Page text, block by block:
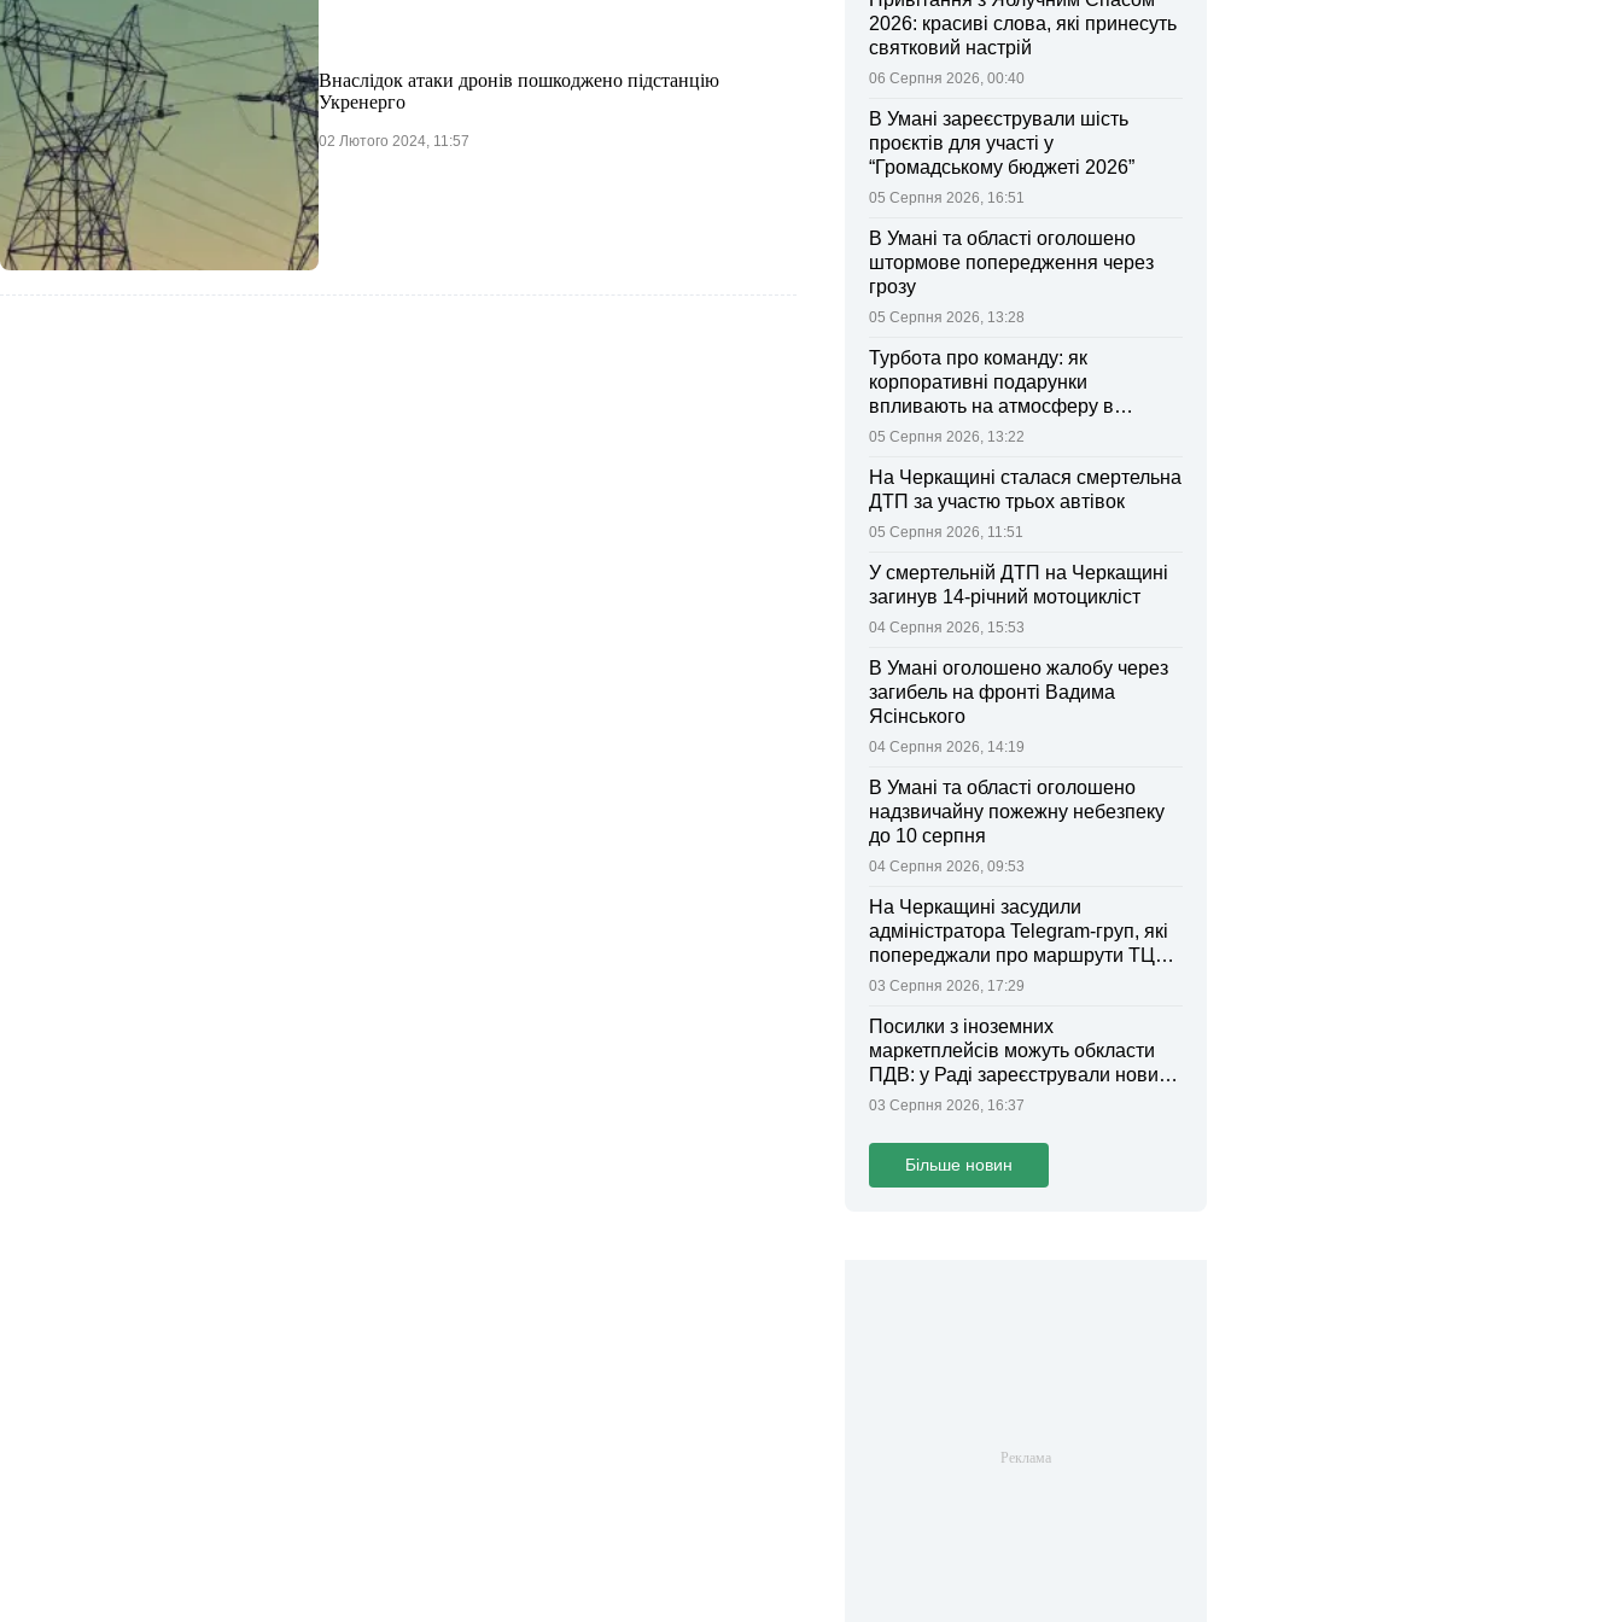
Внаслідок атаки дронів пошкоджено підстанцію
Укренерго
02 Лютого 2024, 11:57
2026: красиві слова, які принесуть
святковий настрій
06 Серпня 2026, 00:40
В Умані зареєстрували шість
проєктів для участі у
“Громадському бюджеті 2026”
05 Серпня 2026, 16:51
В Умані та області оголошено
штормове попередження через
грозу
05 Серпня 2026, 13:28
Турбота про команду: як
корпоративні подарунки
впливають на атмосферу в
колективі
05 Серпня 2026, 13:22
На Черкащині сталася смертельна
ДТП за участю трьох автівок
05 Серпня 2026, 11:51
У смертельній ДТП на Черкащині
загинув 14-річний мотоцикліст
04 Серпня 2026, 15:53
В Умані оголошено жалобу через
загибель на фронті Вадима
Ясінського
04 Серпня 2026, 14:19
В Умані та області оголошено
надзвичайну пожежну небезпеку
до 10 серпня
04 Серпня 2026, 09:53
На Черкащині засудили
адміністратора Telegram-груп, які
попереджали про маршрути ТЦК
та поліції
03 Серпня 2026, 17:29
Посилки з іноземних
маркетплейсів можуть обкласти
ПДВ: у Раді зареєстрували новий
законопроєкт
03 Серпня 2026, 16:37
Більше новин